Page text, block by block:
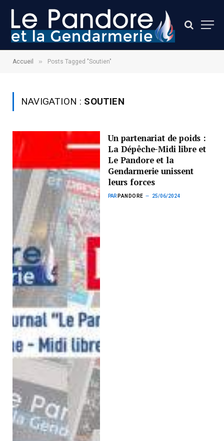
Accueil » Posts Tagged "Soutien"
NAVIGATION : SOUTIEN
Un partenariat de poids :
La Dépêche-Midi libre et
Le Pandore et la
Gendarmerie unissent
leurs forces
PAR PANDORE 25/06/2024